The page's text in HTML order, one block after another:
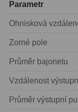
Fotografické
Stativy a pilíře
Objímky10
Motory a pohony
Upínací prvky13
Parametr
Ohnisková
Zorné pole
Průměr bajonetu
Vzdálenost
Průměr výstupní